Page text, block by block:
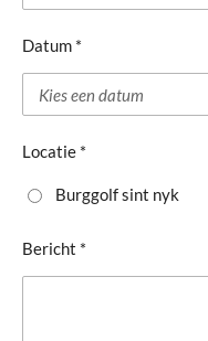
Datum *
Locatie *
Burggolf sint nyk
Bericht *